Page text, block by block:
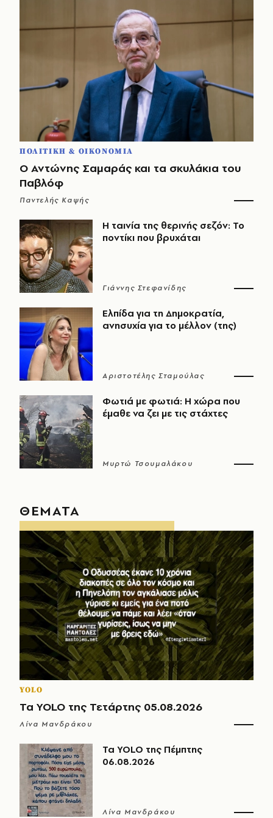
ΠΟΛΙΤΙΚΗ & ΟΙΚΟΝΟΜΙΑ
Ο Αντώνης Σαμαράς και τα σκυλάκια του
Παβλόφ
Παντελής Καψής
Η ταινία της θερινής σεζόν: Το
ποντίκι που βρυχάται
Γιάννης Στεφανίδης
Ελπίδα για τη Δημοκρατία,
ανησυχία για το μέλλον (της)
Αριστοτέλης Σταμούλας
Φωτιά με φωτιά: Η χώρα που
έμαθε να ζει με τις στάχτες
Μυρτώ Τσουμαλάκου
ΘΕΜΑΤΑ
YOLO
Τα YOLO της Τετάρτης 05.08.2026
Λίνα Μανδράκου
Τα YOLO της Πέμπτης
06.08.2026
Λίνα Μανδράκου